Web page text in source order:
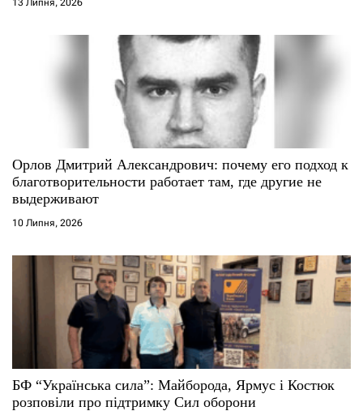
Орлов Дмитрий Александрович: почему его подход к
благотворительности работает там, где другие не
выдерживают
10 Липня, 2026
БФ “Українська сила”: Майборода, Ярмус і Костюк
розповіли про підтримку Сил оборони